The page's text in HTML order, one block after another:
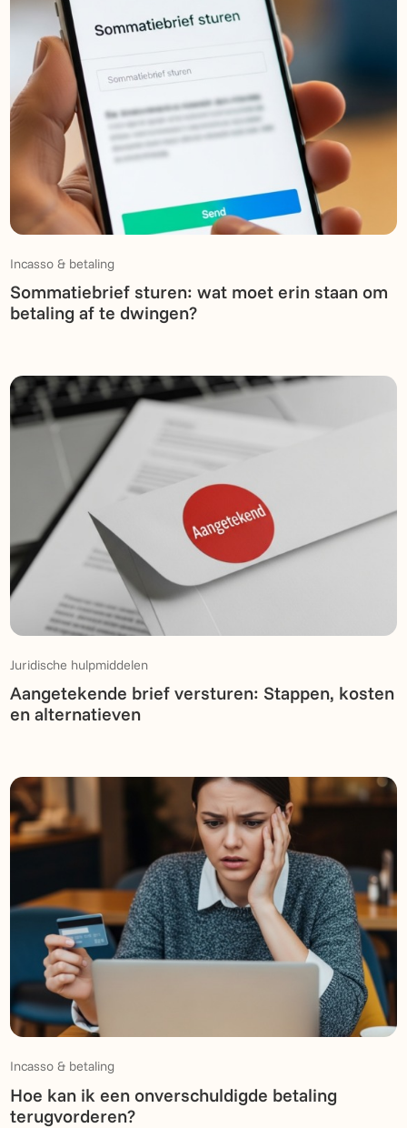
Incasso & betaling
Sommatiebrief sturen: wat moet erin staan om
betaling af te dwingen?
Juridische hulpmiddelen
Aangetekende brief versturen: Stappen, kosten
en alternatieven
Incasso & betaling
Hoe kan ik een onverschuldigde betaling
terugvorderen?